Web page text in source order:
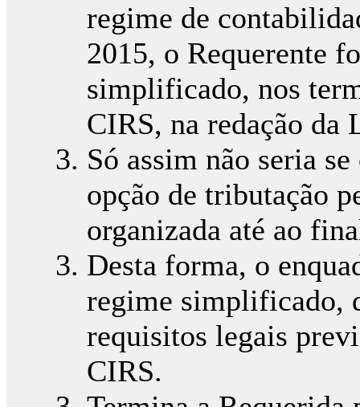
regime de
2015, o Requerente
simplificado, nos
CIRS, na redação da
Só assim não seria
opção de tributação
organizada até ao
Desta forma, o
regime simplificado,
requisitos legais
CIRS.